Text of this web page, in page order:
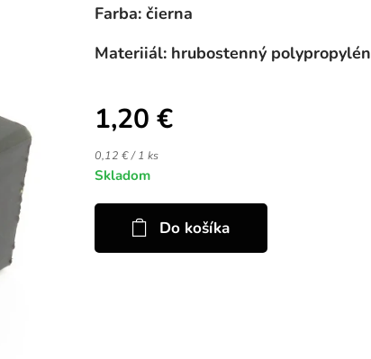
Farba: čierna
Materiiál: hrubostenný polypropylén
1,20 €
0,12 € / 1 ks
Skladom
Do košíka